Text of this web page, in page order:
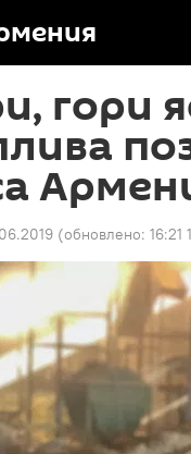
гори
(обновлено: 16:21